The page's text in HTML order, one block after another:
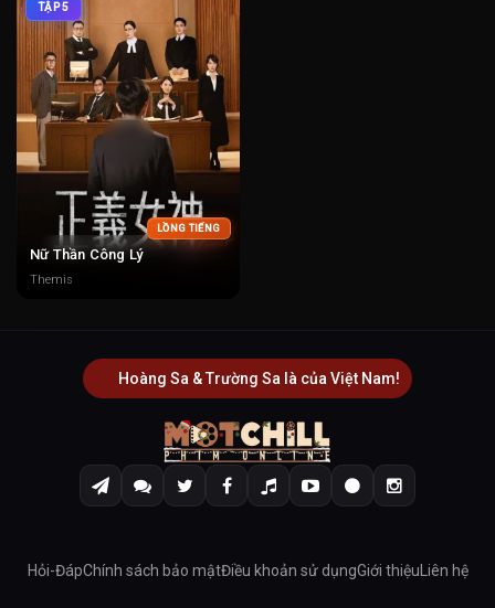
TẬP 5
LỒNG TIẾNG
Nữ Thần Công Lý
Themis
Hoàng Sa & Trường Sa là của Việt Nam!
Hỏi-ĐápChính sách bảo mậtĐiều khoản sử dụngGiới thiệu Liên hệ